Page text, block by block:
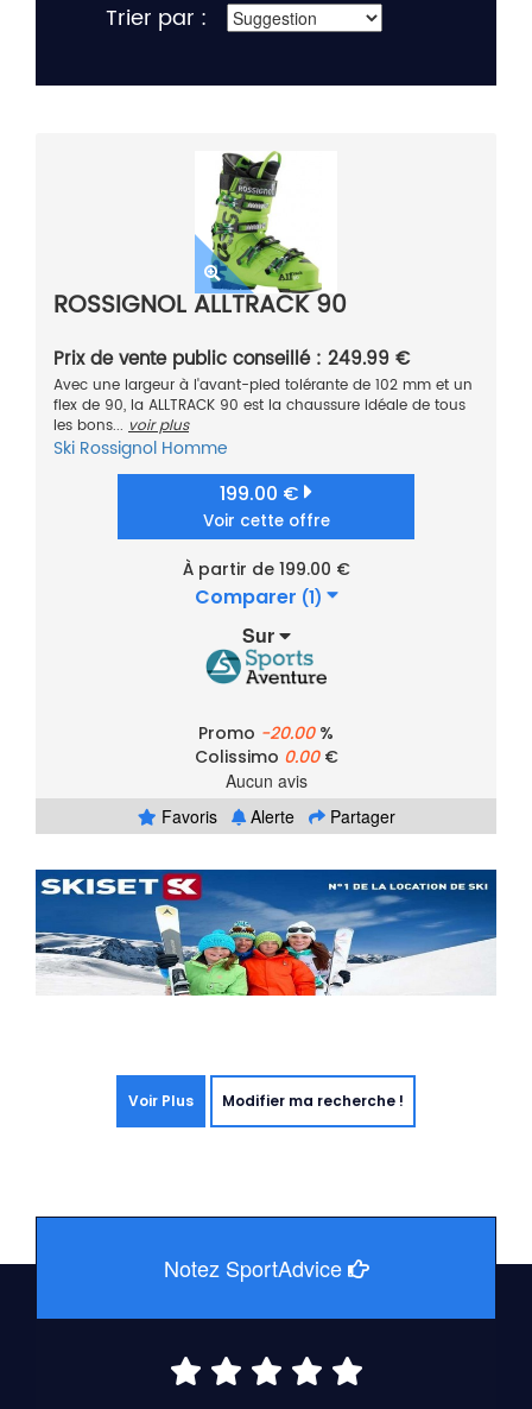
Trier par :
ROSSIGNOL ALLTRACK 90
Prix de vente public conseillé : 249.99 €
Avec une largeur à l'avant-pied tolérante de 102 mm et un
flex de 90, la ALLTRACK 90 est la chaussure idéale de tous
les bons... voir plus
Ski Rossignol Homme
199.00 €
Voir cette offre
À partir de 199.00 €
Comparer (1)
Sur
Promo -20.00%
Colissimo 0.00€
Aucun avis
Favoris
Alerte Partager
Voir Plus Modifier ma recherche !
Notez SportAdvice